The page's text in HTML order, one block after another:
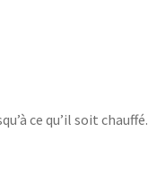
ce qu’il soit chauffé.